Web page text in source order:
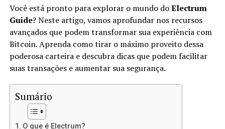
Vantagens de Usar IPFS para Sites
Estáticos
Usar IPFS para hospedar sites estáticos oferece várias
vantagens:
Descentralização:
falha, o que significa mais resiliência contra
ataques e censura.
Você está pronto para explorar o mundo doElectrum
Guide? Neste artigo, vamos aprofundar nos recursos
avançados que podem transformar sua experiência com
Bitcoin. Aprenda como tirar o máximo proveito dessa
poderosa carteira e descubra dicas que podem facilitar
suas transações e aumentar sua segurança.
Sumário
O que é Electrum?